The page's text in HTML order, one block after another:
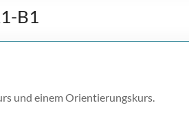
B1
und einem Orientierungskurs.